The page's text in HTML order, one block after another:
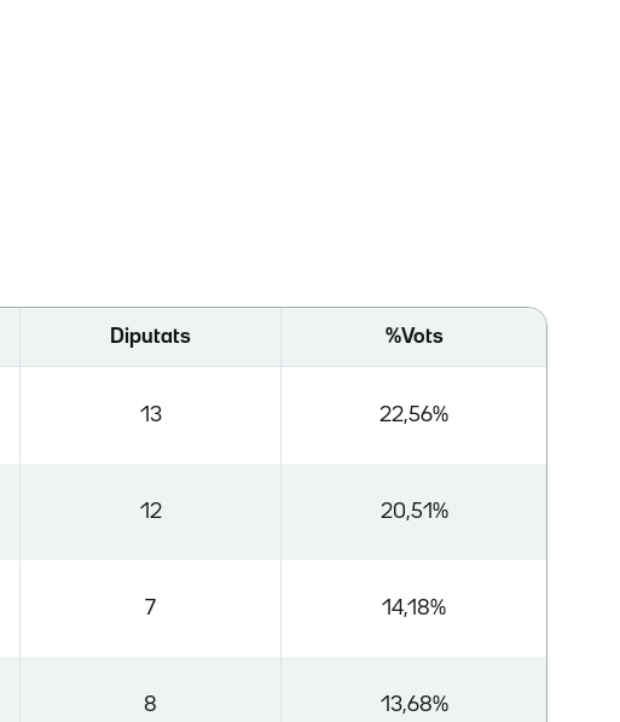
Diputats %Vots
13 22,56%
12 20,51%
7 14,18%
8 13,68%